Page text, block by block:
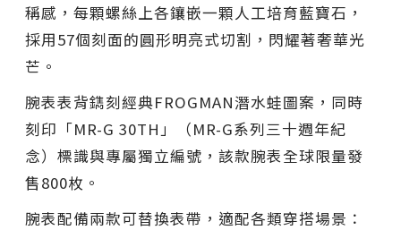
稱感，每顆螺絲上各鑲嵌一顆人工培育藍寶石，
採用57個刻面的圓形明亮式切割，閃耀著奢華光
芒。
腕表表背鐫刻經典FROGMAN潛水蛙圖案，同時
刻印「MR-G 30TH」（MR-G系列三十週年紀
念）標識與專屬獨立編號，該款腕表全球限量發
售800枚。
腕表配備兩款可替換表帶，適配各類穿搭場景：